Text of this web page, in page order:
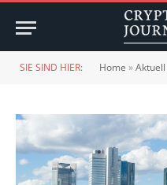
SIE SIND HIER: Home »Aktuell